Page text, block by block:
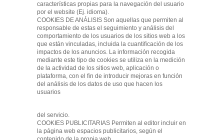
características propias para la navegación del usuario
por el website (Ej. idioma).
COOKIES DE ANÁLISIS Son aquellas que permiten al
responsable de estas el seguimiento y análisis del
comportamiento de los usuarios de los sitios web a los
que están vinculadas, incluida la cuantificación de los
impactos de los anuncios. La información recogida
mediante este tipo de cookies se utiliza en la medición
de la actividad de los sitios web, aplicación o
plataforma, con el fin de introducir mejoras en función
del análisis de los datos de uso que hacen los
usuarios
del servicio.
COOKIES PUBLICITARIAS Permiten al editor incluir en
la página web espacios publicitarios, según el